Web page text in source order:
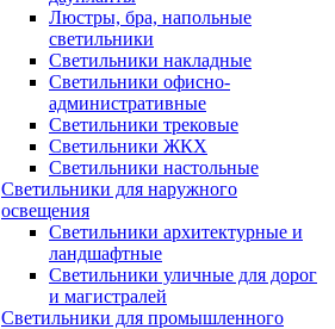
Люстры, бра, напольные
светильники
Светильники накладные
Светильники офисно-
административные
Светильники трековые
Светильники ЖКХ
Светильники настольные
Светильники для наружного
освещения
Светильники архитектурные и
ландшафтные
Светильники уличные для дорог
и магистралей
Светильники для промышленного